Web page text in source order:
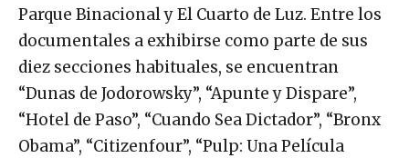
Parque Binacional y El Cuarto de Luz. Entre los
documentales a exhibirse como parte de sus
diez secciones habituales, se encuentran
“Dunas de Jodorowsky”, “Apunte y Dispare”,
“Hotel de Paso”, “Cuando Sea Dictador”, “Bronx
Obama”, “Citizenfour”, “Pulp: Una Película